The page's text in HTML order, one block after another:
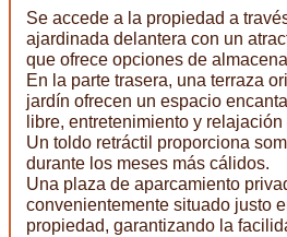
Se accede a la propiedad a
ajardinada delantera con un
que ofrece opciones de
En la parte trasera, una terraza
jardín ofrecen un espacio
libre, entretenimiento y
Un toldo retráctil proporciona
durante los meses más cálidos.
Una plaza de aparcamiento
convenientemente situado justo
propiedad, garantizando la